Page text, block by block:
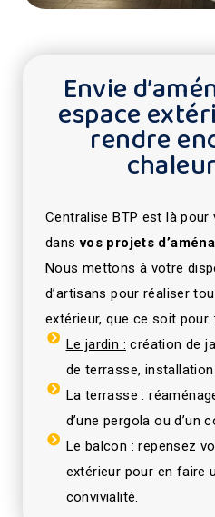
Envie
espace
rendre
Centralise BTP est là
dans vos projets
Nous mettons à votre
d’artisans pour réaliser
extérieur, que ce soit pour :
Le jardin : création de
de terrasse,
La terrasse :
d’une pergola ou d’un
Le balcon : repensez
extérieur pour en faire
convivialité.